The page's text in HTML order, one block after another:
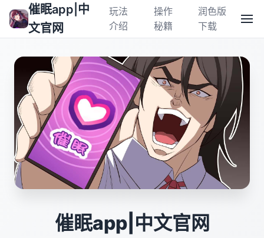
催眠app|中
文官网
玩法
介绍
操作
秘籍
润色版
下载
催眠app|中文官网